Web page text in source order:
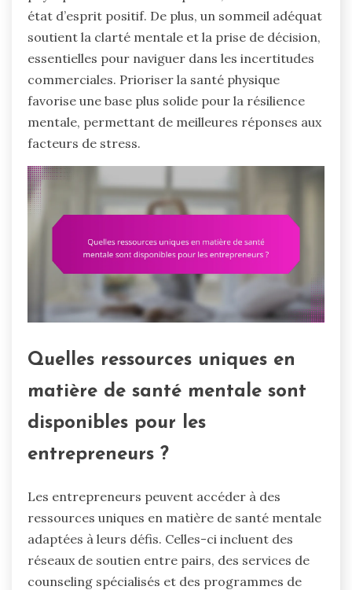
état d’esprit positif. De plus, un sommeil adéquat
soutient la clarté mentale et la prise de décision,
essentielles pour naviguer dans les incertitudes
commerciales. Prioriser la santé physique
favorise une base plus solide pour la résilience
mentale, permettant de meilleures réponses aux
facteurs de stress.
Quelles ressources uniques en
matière de santé mentale sont
disponibles pour les
entrepreneurs ?
Les entrepreneurs peuvent accéder à des
ressources uniques en matière de santé mentale
adaptées à leurs défis. Celles-ci incluent des
réseaux de soutien entre pairs, des services de
counseling spécialisés et des programmes de